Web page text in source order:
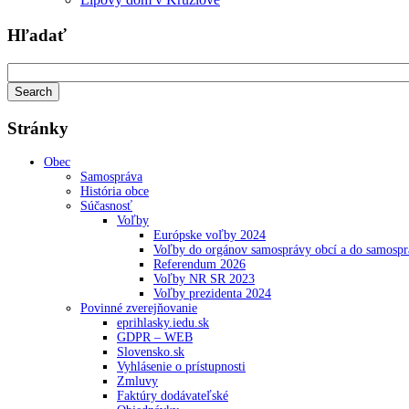
Hľadať
Stránky
Obec
Samospráva
História obce
Súčasnosť
Voľby
Európske voľby 2024
Voľby do orgánov samosprávy obcí a do
Referendum 2026
Voľby NR SR 2023
Voľby prezidenta 2024
Povinné zverejňovanie
eprihlasky.iedu.sk
GDPR – WEB
Slovensko.sk
Vyhlásenie o prístupnosti
Zmluvy
Faktúry dodávateľské